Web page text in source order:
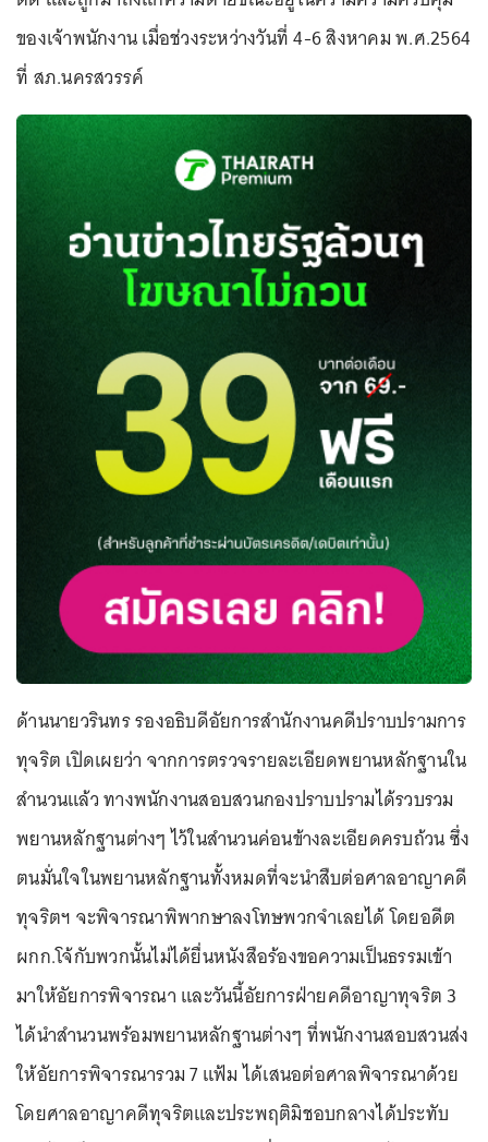
ของเจ้าพนักงาน เมื่อช่วงระหว่างวันที่ 4-6 สิงหาคม พ.ศ.2564
ที่ สภ.นครสวรรค์
ด้านนายวรินทร รองอธิบดีอัยการสำนักงานคดีปราบปรามการ
ทุจริต เปิดเผยว่า จากการตรวจรายละเอียดพยานหลักฐานใน
สำนวนแล้ว ทางพนักงานสอบสวนกองปราบปรามได้รวบรวม
พยานหลักฐานต่างๆ ไว้ในสำนวนค่อนข้างละเอียดครบถ้วน ซึ่ง
ตนมั่นใจในพยานหลักฐานทั้งหมดที่จะนำสืบต่อศาลอาญาคดี
ทุจริตฯ จะพิจารณาพิพากษาลงโทษพวกจำเลยได้ โดยอดีต
ผกก.โจ้กับพวกนั้นไม่ได้ยื่นหนังสือร้องขอความเป็นธรรมเข้า
มาให้อัยการพิจารณา และวันนี้อัยการฝ่ายคดีอาญาทุจริต 3
ได้นำสำนวนพร้อมพยานหลักฐานต่างๆ ที่พนักงานสอบสวนส่ง
ให้อัยการพิจารณารวม 7 แฟ้ม ได้เสนอต่อศาลพิจารณาด้วย
โดยศาลอาญาคดีทุจริตและประพฤติมิชอบกลางได้ประทับ